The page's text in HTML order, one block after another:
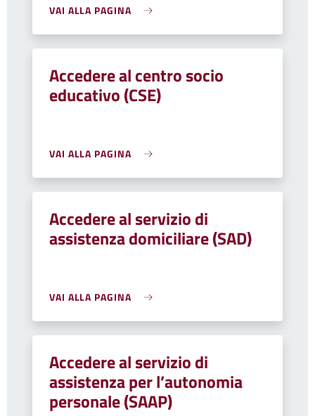
VAI ALLA PAGINA
Accedere al centro socio
educativo (CSE)
VAI ALLA PAGINA
Accedere al servizio di
assistenza domiciliare (SAD)
VAI ALLA PAGINA
Accedere al servizio di
assistenza per l’autonomia
personale (SAAP)